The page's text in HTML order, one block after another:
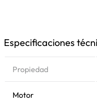
Especificaciones
Propiedad
Motor